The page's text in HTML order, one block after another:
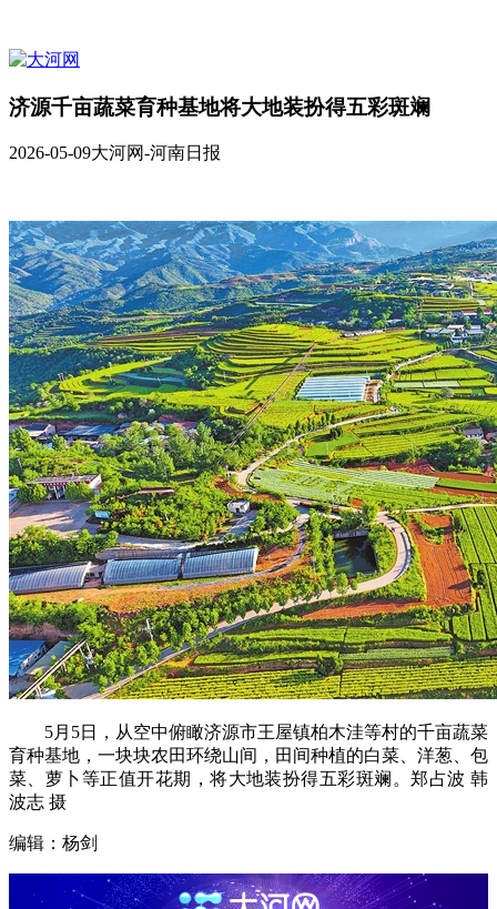
济源千亩蔬菜育种基地将大地装扮得五彩斑斓
2026-05-09大河网-河南日报
5月5日，从空中俯瞰济源市王屋镇柏木洼等村的千亩蔬菜
育种基地，一块块农田环绕山间，田间种植的白菜、洋葱、包
菜、萝卜等正值开花期，将大地装扮得五彩斑斓。郑占波 韩
波志 摄
编辑：杨剑